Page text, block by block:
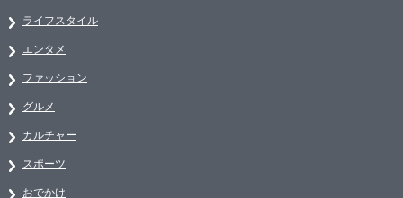
ライフスタイル
エンタメ
ファッション
グルメ
カルチャー
スポーツ
おでかけ